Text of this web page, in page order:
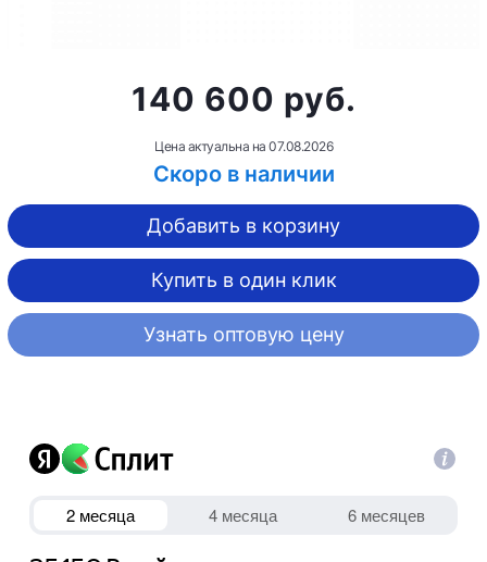
140 600 руб.
Цена актуальна на 07.08.2026
Скоро в наличии
Добавить в корзину
Купить в один клик
Узнать оптовую цену